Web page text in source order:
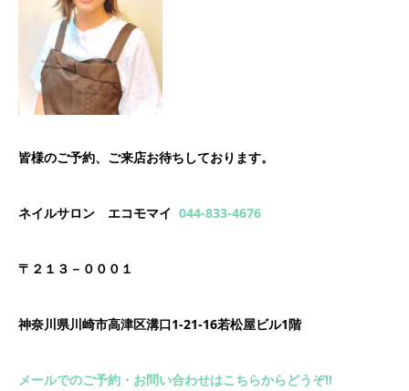
皆様のご予約、ご来店お待ちしております。
ネイルサロン エコモマイ 044-833-4676
〒２１３－０００１
神奈川県川崎市高津区溝口1-21-16若松屋ビル1階
メールでのご予約・お問い合わせはこちらからどうぞ!!